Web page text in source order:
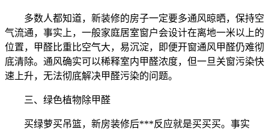
多数人都知道，新装修的房子一定要多通风晾晒，保持空
气流通，事实上，一般家庭居室窗户会设计在离地一米以上的
位置，甲醛比重比空气大，易沉淀，即便开窗通风甲醛仍难彻
底清除。通风确实可以稀释室内甲醛浓度，但一旦关窗污染快
速上升，无法彻底解决甲醛污染的问题。
三、绿色植物除甲醛
买绿萝买吊篮，新房装修后***反应就是买买买。事实